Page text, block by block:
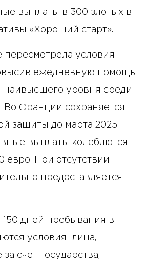
выплаты в 300 злотых в
«Хороший старт».
условия
ежедневную помощь
наивысшего уровня среди
Во Франции сохраняется
защиты до марта 2025
выплаты колеблются
евро. При отсутствии
предоставляется
150 дней пребывания в
условия: лица,
счет государства,